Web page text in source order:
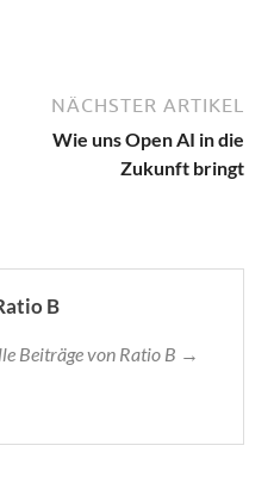
NÄCHSTER ARTIKEL
Wie uns Open AI in die
Zukunft bringt
B
Beiträge von Ratio B →